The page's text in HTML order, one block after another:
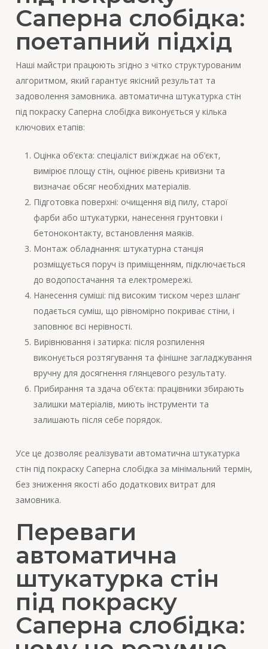
Саперна слобідка:
поетапний підхід
Наші майстри працюють згідно з чітко структурованим
алгоритмом, який гарантує якісний результат та
задоволення замовника. автоматична штукатурка стін
під покраску Саперна слобідка виконується у кілька
ключових етапів:
Оцінка об’єкта: спеціаліст виїжджає на об’єкт,
вимірює площу стін, оцінює рівень кривизни та
визначає обсяг необхідних матеріалів.
Підготовка поверхні: очищення від пилу, старої
фарби або штукатурки, нанесення грунтовки і
бетоноконтакту, встановлення маяків.
Монтаж обладнання: штукатурна станція
розміщується поруч із приміщенням, підключається
до водопостачання та електромережі.
Нанесення суміші: під високим тиском через шланг
подається суміш, що рівномірно покриває стіни, і
заповнює всі нерівності.
Вирівнювання і затирка: після розпилення
виконується розтягування та фінішне загладжування
вручну для досягнення глянцевого результату.
Прибирання та здача об’єкта: працівники збирають
залишки матеріалів, миють інструменти та
залишають після себе порядок.
Усе це дозволяє реалізувати автоматична штукатурка
стін під покраску Саперна слобідка за мінімальний термін,
без зниження якості або додаткових витрат для
замовника.
Переваги
автоматична
штукатурка стін
під покраску
Саперна слобідка: